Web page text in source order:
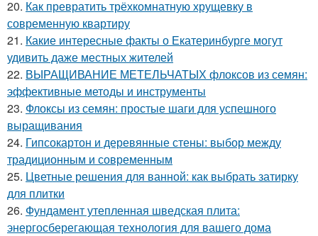
20. Как превратить трёхкомнатную хрущевку в
современную квартиру
21. Какие интересные факты о Екатеринбурге могут
удивить даже местных жителей
22. ВЫРАЩИВАНИЕ МЕТЕЛЬЧАТЫХ флоксов из семян:
эффективные методы и инструменты
23. Флоксы из семян: простые шаги для успешного
выращивания
24. Гипсокартон и деревянные стены: выбор между
традиционным и современным
25. Цветные решения для ванной: как выбрать затирку
для плитки
26. Фундамент утепленная шведская плита:
энергосберегающая технология для вашего дома